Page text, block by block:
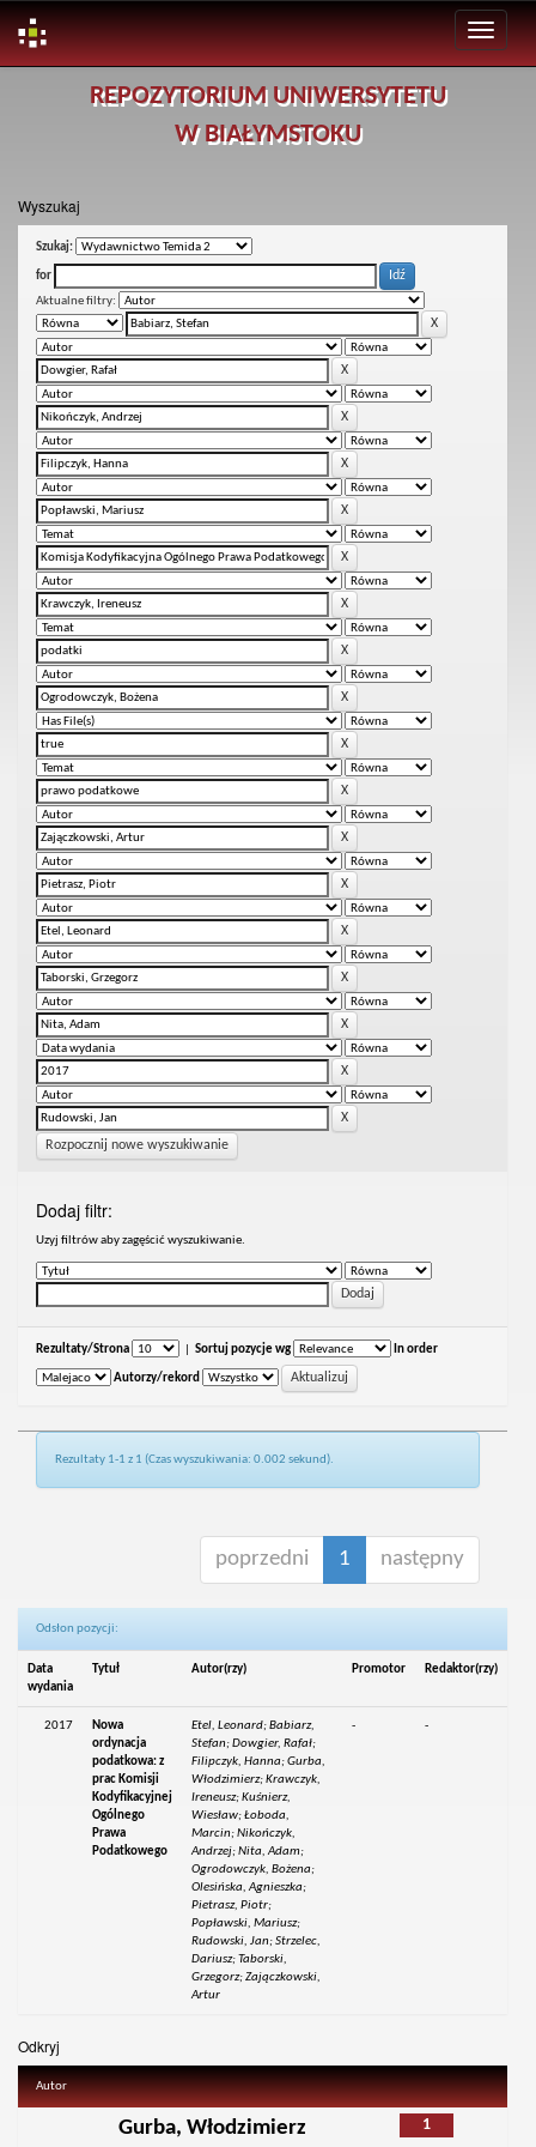
REPOZYTORIUM UNIWERSYTETU
W BIAŁYMSTOKU
Wyszukaj
Szukaj:
for
Aktualne filtry:
Rozpocznij nowe wyszukiwanie
Dodaj filtr:
Uzyj filtrów aby zagęścić wyszukiwanie.
Rezultaty/Strona Sortuj pozycje wg In order
Autorzy/rekord
Rezultaty 1-1 z 1 (Czas wyszukiwania: 0.002 sekund).
poprzedni 1 następny
Odsłon pozycji:
Data
wydania
Tytuł Autor(rzy) Promotor Redaktor(rzy)
2017
Nowa
ordynacja
podatkowa: z
prac Komisji
Kodyfikacyjnej
Ogólnego
Prawa
Podatkowego
Etel, Leonard; Babiarz,
Stefan; Dowgier, Rafał;
Filipczyk, Hanna; Gurba,
Włodzimierz; Krawczyk,
Ireneusz; Kuśnierz,
Wiesław; Łoboda,
Marcin; Nikończyk,
Andrzej; Nita, Adam;
Ogrodowczyk, Bożena;
Olesińska, Agnieszka;
Pietrasz, Piotr;
Popławski, Mariusz;
Rudowski, Jan; Strzelec,
Dariusz; Taborski,
Grzegorz; Zajączkowski,
Artur
- -
Odkryj
Autor
1
Gurba, Włodzimierz